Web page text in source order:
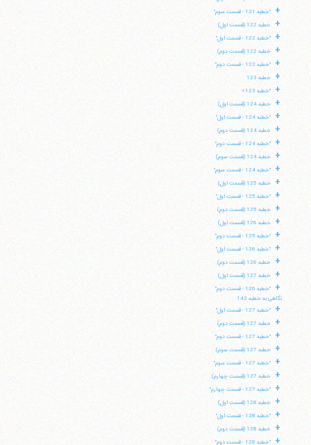
+ "خطبه 121 - قسمت سوم"
+ خطبه 122 (قسمت اول)
+ "خطبه 122 - قسمت اول"
+ خطبه 122 (قسمت دوم)
+ "خطبه 122 - قسمت دوم"
+ خطبه 123
+ "خطبه 123»
+ خطبه 124 (قسمت اول)
+ "خطبه 124 - قسمت اول"
+ خطبه 124 (قسمت دوم)
+ "خطبه 124 - قسمت دوم"
+ خطبه 124 (قسمت سوم)
+ "خطبه 124 - قسمت سوم"
+ خطبه 125 (قسمت اول)
+ "خطبه 125 - قسمت اول"
+ خطبه 125 (قسمت دوم)
+ خطبه 126 (قسمت اول)
+ "خطبه 125 - قسمت دوم"
+ "خطبه 126 - قسمت اول"
+ خطبه 126 (قسمت دوم)
+ خطبه 127 (قسمت اول)
+
"خطبه 126 - قسمت دوم"
نگاهی به خطبه 142
+ "خطبه 127 - قسمت اول"
+ خطبه 127 (قسمت دوم)
+ "خطبه 127 - قسمت دوم"
+ خطبه 127 (قسمت سوم)
+ "خطبه 127 - قسمت سوم"
+ خطبه 127 (قسمت چهارم)
+ "خطبه 127 - قسمت چهارم"
+ خطبه 128 (قسمت اول)
+ "خطبه 128 - قسمت اول"
+ خطبه 128 (قسمت دوم)
+ "خطبه 128 - قسمت دوم"